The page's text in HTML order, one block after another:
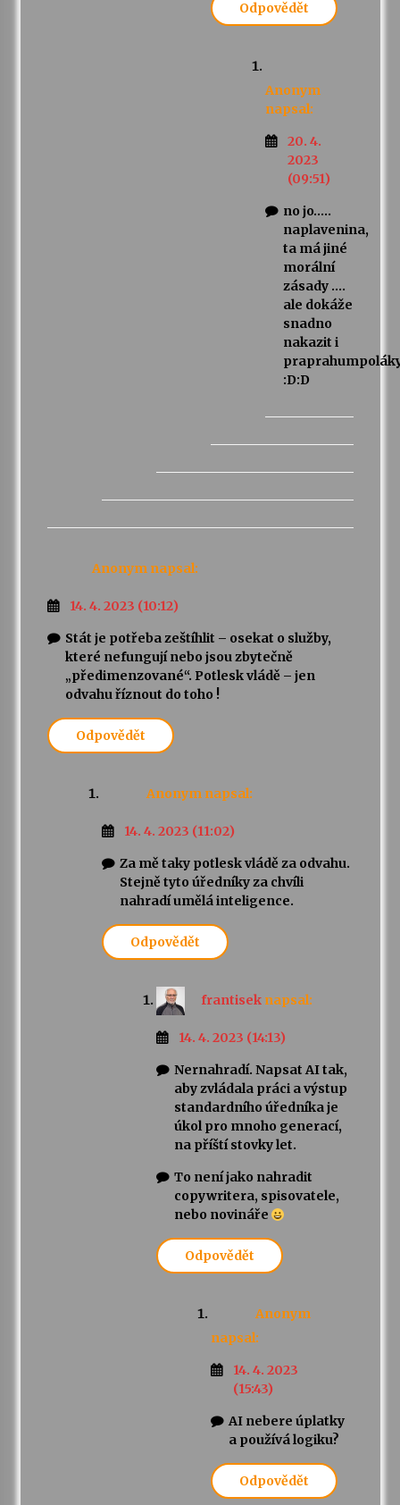
Odpovědět
Anonym
napsal:
20. 4.
2023
(09:51)
no jo…..
naplavenina,
ta má jiné
morální
zásady ….
ale dokáže
snadno
nakazit i
:D:D
Anonym napsal:
14. 4. 2023 (10:12)
Stát je potřeba zeštíhlit – osekat o služby,
které nefungují nebo jsou zbytečně
„předimenzované“. Potlesk vládě – jen
odvahu říznout do toho !
Odpovědět
Anonym napsal:
14. 4. 2023 (11:02)
Za mě taky potlesk vládě za odvahu.
Stejně tyto úředníky za chvíli
nahradí umělá inteligence.
Odpovědět
frantisek napsal:
14. 4. 2023 (14:13)
Nernahradí. Napsat AI tak,
aby zvládala práci a výstup
standardního úředníka je
úkol pro mnoho generací,
na příští stovky let.
To není jako nahradit
copywritera, spisovatele,
nebo novináře
Odpovědět
Anonym
napsal:
14. 4. 2023
(15:43)
AI nebere úplatky
a používá logiku?
Odpovědět